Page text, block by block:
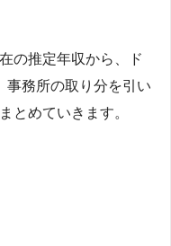
の推定年収から、ド
事務所の取り分を引い
とめていきます。